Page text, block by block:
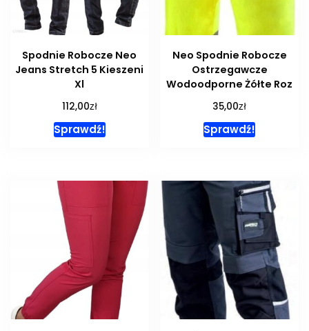
Spodnie Robocze Neo
Jeans Stretch 5 Kieszeni
Xl
112,00zł
Sprawdź!
Neo Spodnie Robocze
Ostrzegawcze
Wodoodporne Żółte Roz
35,00zł
Sprawdź!